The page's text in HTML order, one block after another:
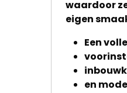
waardoor
eigen
Een
en